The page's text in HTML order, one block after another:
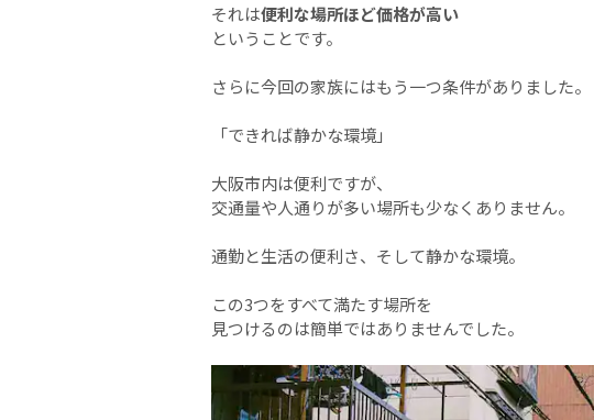
それは便利な場所ほど価格が高い
ということです。
さらに今回の家族にはもう一つ条件がありました。
「できれば静かな環境」
大阪市内は便利ですが、
交通量や人通りが多い場所も少なくありません。
通勤と生活の便利さ、そして静かな環境。
この3つをすべて満たす場所を
見つけるのは簡単ではありませんでした。